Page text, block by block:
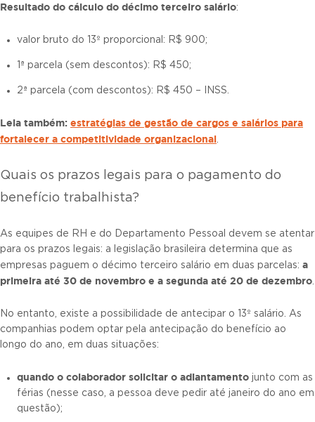
Resultado do cálculo do décimo terceiro salário:
valor bruto do 13º proporcional: R$ 900;
1ª parcela (sem descontos): R$ 450;
2ª parcela (com descontos): R$ 450 – INSS.
Leia também: estratégias de gestão de cargos e salários para
fortalecer a competitividade organizacional.
Quais os prazos legais para o pagamento do
benefício trabalhista?
As equipes de RH e do Departamento Pessoal devem se atentar
para os prazos legais: a legislação brasileira determina que as
empresas paguem o décimo terceiro salário em duas parcelas: a
primeira até 30 de novembro e a segunda até 20 de dezembro.
No entanto, existe a possibilidade de antecipar o 13º salário. As
companhias podem optar pela antecipação do benefício ao
longo do ano, em duas situações:
quando o colaborador solicitar o adiantamento junto com as
férias (nesse caso, a pessoa deve pedir até janeiro do ano em
questão);